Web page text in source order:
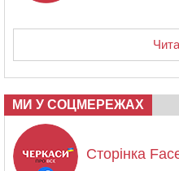
МИ У СОЦМЕРЕЖАХ
Сторінка